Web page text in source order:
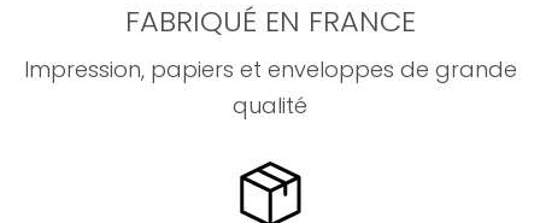
FABRIQUÉ EN FRANCE
Impression, papiers et enveloppes de grande
qualité